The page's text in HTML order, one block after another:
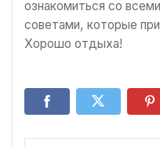
ознакомиться со
советами, которые
Хорошо отдыха!